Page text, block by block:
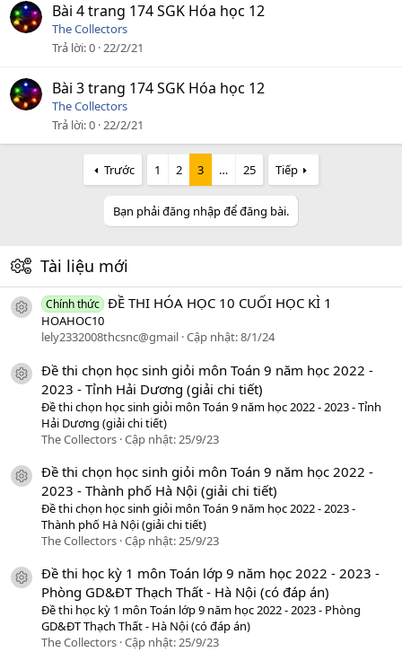
Bài 4 trang 174 SGK Hóa học 12
The Collectors
Trả lời 0 22/2/21
Bài 3 trang 174 SGK Hóa học 12
The Collectors
Trả lời 0 22/2/21
Trước 1 2 3 … 25 Tiếp
Bạn phải đăng nhập để đăng bài.
Tài liệu mới
icon tài liệu
Chính thức ĐỀ THI HÓA HỌC 10 CUỐI HỌC KÌ 1
HOAHOC10
lely2332008thcsnc@gmail Cập nhật:8/1/24
icon tài liệu
Đề thi chọn học sinh giỏi môn Toán 9 năm học 2022 -
2023 - Tỉnh Hải Dương (giải chi tiết)
Đề thi chọn học sinh giỏi môn Toán 9 năm học 2022 - 2023 - Tỉnh
Hải Dương (giải chi tiết)
The Collectors Cập nhật:25/9/23
icon tài liệu
Đề thi chọn học sinh giỏi môn Toán 9 năm học 2022 -
2023 - Thành phố Hà Nội (giải chi tiết)
Đề thi chọn học sinh giỏi môn Toán 9 năm học 2022 - 2023 -
Thành phố Hà Nội (giải chi tiết)
The Collectors Cập nhật:25/9/23
icon tài liệu
Đề thi học kỳ 1 môn Toán lớp 9 năm học 2022 - 2023 -
Phòng GD&ĐT Thạch Thất - Hà Nội (có đáp án)
Đề thi học kỳ 1 môn Toán lớp 9 năm học 2022 - 2023 - Phòng
GD&ĐT Thạch Thất - Hà Nội (có đáp án)
The Collectors Cập nhật:25/9/23